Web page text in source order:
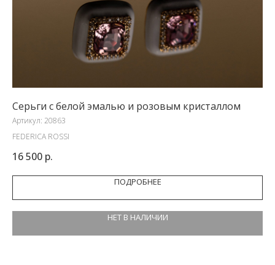
Серьги с белой эмалью и розовым кристаллом
Артикул: 20863
FEDERICA ROSSI
16 500 р.
ПОДРОБНЕЕ
НЕТ В НАЛИЧИИ